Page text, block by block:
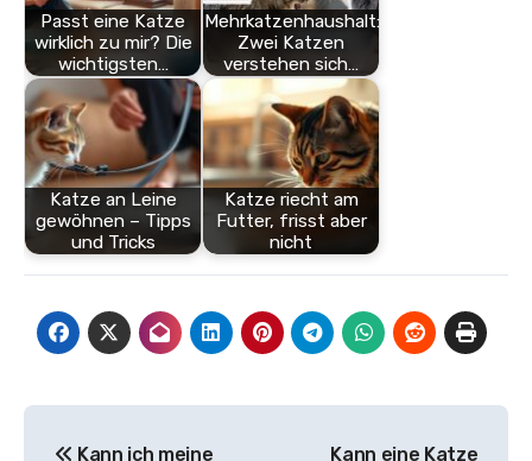
Passt eine Katze
wirklich zu mir? Die
wichtigsten…
Mehrkatzenhaushalt:
Zwei Katzen
verstehen sich…
Katze an Leine
gewöhnen – Tipps
und Tricks
Katze riecht am
Futter, frisst aber
nicht
Kann ich meine Kann eine Katze